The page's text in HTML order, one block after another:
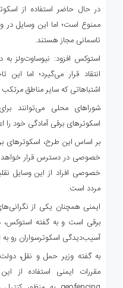
در حال حاضر استفاده از
ممنوع است؛ اما این وسایل در
تاسمانی مجاز هستند.
استوکس افزود: نیوساوت‌ولز به
انتقاد قرار می‌گیرد؛ اما
اشتباهاتی که سایر مناطق
شوراهای محلی می‌توانند
اسکوترهای برقی آمادگی خود را
بر اساس این طرح، اسکوترهای
خصوصی در دسترس قرار خواهد
خصوصی افراد از این وسایل
مردد است.
ایمنی همچنان یکی از
برقی است و به گفته استوکس،
آسیب‌دیدگی اسکوترسواران رو
به گفته وزیر حمل و نقل،
مقررات ایمنی استفاده از